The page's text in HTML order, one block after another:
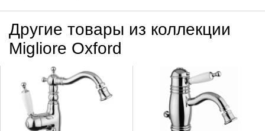
Другие товары из коллекции
Migliore Oxford